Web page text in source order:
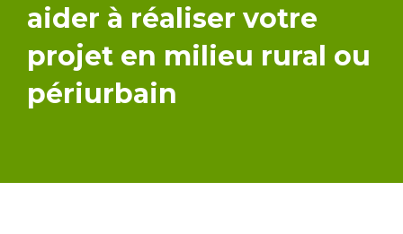
aider à réaliser votre
projet en milieu rural ou
périurbain